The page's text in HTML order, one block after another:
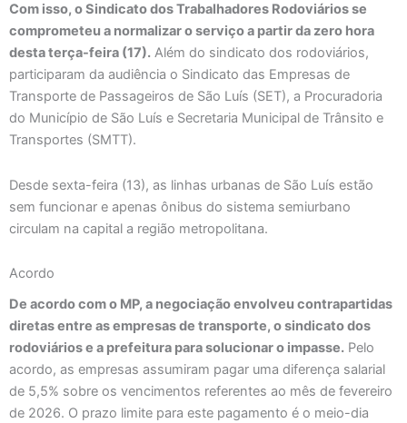
Com isso, o Sindicato dos Trabalhadores Rodoviários se
comprometeu a normalizar o serviço a partir da zero hora
desta terça-feira (17). Além do sindicato dos rodoviários,
participaram da audiência o Sindicato das Empresas de
Transporte de Passageiros de São Luís (SET), a Procuradoria
do Município de São Luís e Secretaria Municipal de Trânsito e
Transportes (SMTT).
Desde sexta-feira (13), as linhas urbanas de São Luís estão
sem funcionar e apenas ônibus do sistema semiurbano
circulam na capital a região metropolitana.
Acordo
De acordo com o MP, a negociação envolveu contrapartidas
diretas entre as empresas de transporte, o sindicato dos
rodoviários e a prefeitura para solucionar o impasse. Pelo
acordo, as empresas assumiram pagar uma diferença salarial
de 5,5% sobre os vencimentos referentes ao mês de fevereiro
de 2026. O prazo limite para este pagamento é o meio-dia